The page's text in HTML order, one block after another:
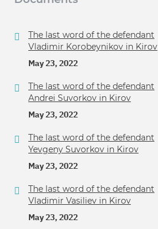
The last word of the defendant
Vladimir Korobeynikov in Kirov
May 23, 2022
The last word of the defendant
Andrei Suvorkov in Kirov
May 23, 2022
The last word of the defendant
Yevgeny Suvorkov in Kirov
May 23, 2022
The last word of the defendant
Vladimir Vasiliev in Kirov
May 23, 2022